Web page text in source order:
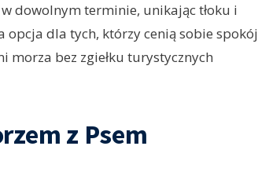
dowolnym terminie, unikając tłoku i
opcja dla tych, którzy cenią sobie spokój
morza bez zgiełku turystycznych
z Psem